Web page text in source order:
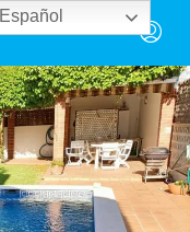
Español